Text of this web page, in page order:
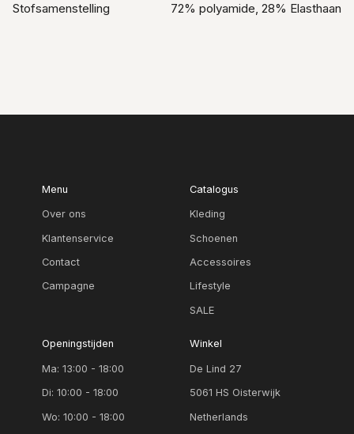
Stofsamenstelling 72% polyamide, 28% Elasthaan
Menu
Over ons
Klantenservice
Contact
Campagne
Catalogus
Kleding
Schoenen
Accessoires
Lifestyle
SALE
Openingstijden
Ma: 13:00 - 18:00
Di: 10:00 - 18:00
Wo: 10:00 - 18:00
Winkel
De Lind 27
5061 HS Oisterwijk
Netherlands